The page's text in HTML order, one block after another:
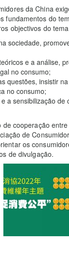
da China
fundamentos do
objectivos do
sociedade,
e a análise,
no consumo;
questões, insistir
no consumo;
a sensibilização
cooperação
de
os
de divulgação.